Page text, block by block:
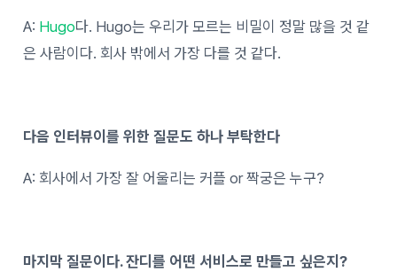
A: Hugo다. Hugo는 우리가 모르는 비밀이 정말 많을 것 같
은 사람이다. 회사 밖에서 가장 다를 것 같다.
다음 인터뷰이를 위한 질문도 하나 부탁한다
A: 회사에서 가장 잘 어울리는 커플 or 짝궁은 누구?
마지막 질문이다. 잔디를 어떤 서비스로 만들고 싶은지?